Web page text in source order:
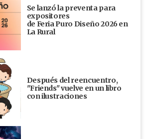
Se lanzó la preventa para
expositores
de Feria Puro Diseño 2026 en
La Rural
Después del reencuentro,
"Friends" vuelve en un libro
con ilustraciones